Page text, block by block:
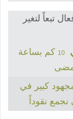
تبعاً لتغير
10 كم بساعة
مضى
كبير في
نقوداً